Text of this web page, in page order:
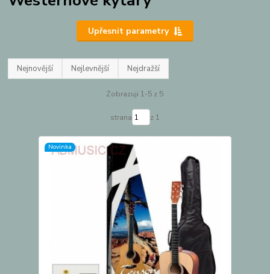
Upřesnit parametry
Nejnovější Nejlevnější Nejdražší
Zobrazuji 1-5 z 5
strana z 1
Novinka